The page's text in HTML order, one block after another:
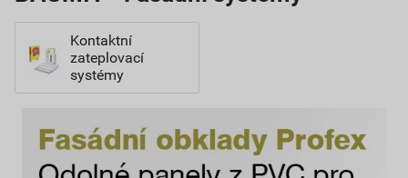
Kontaktní
zateplovací
systémy